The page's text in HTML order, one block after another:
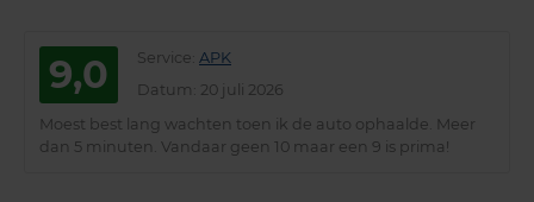
9,0 Service APK
Datum
: 20 juli 2026
Moest best lang wachten toen ik de auto ophaalde. Meer
dan 5 minuten. Vandaar geen 10 maar een 9 is prima!